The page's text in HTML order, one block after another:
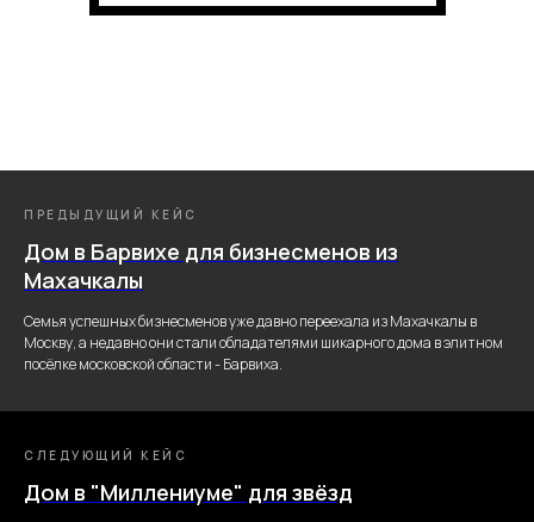
ПРЕДЫДУЩИЙ КЕЙС
Дом в Барвихе для бизнесменов из
Махачкалы
Семья успешных бизнесменов уже давно переехала из Махачкалы в
Москву, а недавно они стали обладателями шикарного дома в элитном
посёлке московской области - Барвиха.
СЛЕДУЮЩИЙ КЕЙС
Дом в "Миллениуме" для звёзд